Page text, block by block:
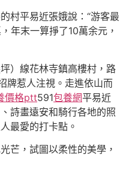
村平易近張娥說：“游客最
年末一算掙了10萬余元，
）線花林寺鎮高樓村，路
牌惹人注視。走進依山而
價格ptt591包養網平易近
詩畫遠安和騎行各地的照
最愛的打卡點。
芒，試圖以柔性的美學，